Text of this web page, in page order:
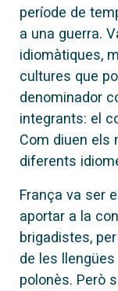
període de
a una guerra.
idiomàtiques,
cultures que
denominador
integrants: el
Com diuen els
diferents
França va ser
aportar a la
brigadistes,
de les
polonès. Però